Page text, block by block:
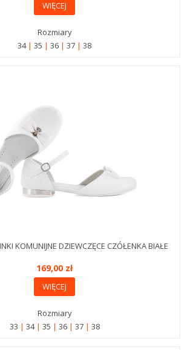
WIĘCEJ
Rozmiary
34
35 36 37 38
KOMUNIJNE DZIEWCZĘCE CZÓŁENKA BIAŁE
169,00 zł
WIĘCEJ
Rozmiary
33
34 35 36 37 38